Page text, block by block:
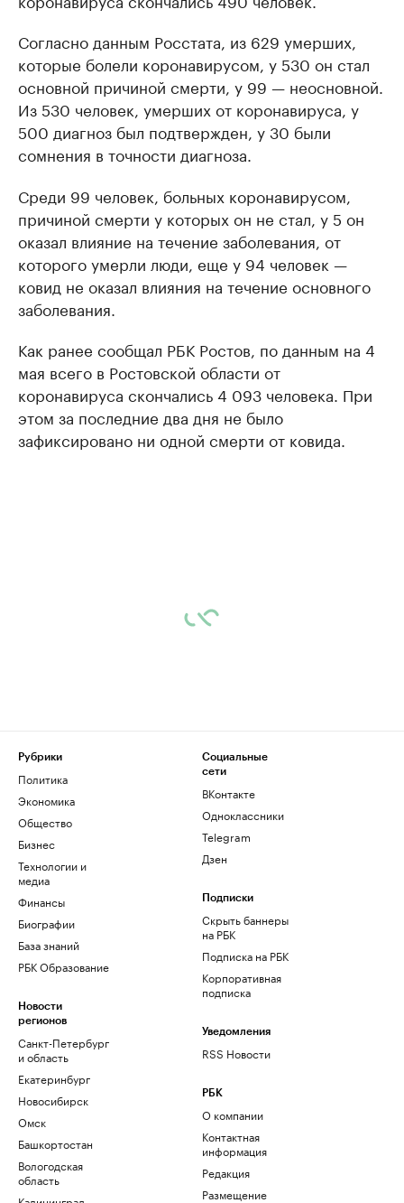
Согласно данным Росстата, из 629 умерших,
которые болели коронавирусом, у 530 он стал
основной причиной смерти, у 99 — неосновной.
Из 530 человек, умерших от коронавируса, у
500 диагноз был подтвержден, у 30 были
сомнения в точности диагноза.
Среди 99 человек, больных коронавирусом,
причиной смерти у которых он не стал, у 5 он
оказал влияние на течение заболевания, от
которого умерли люди, еще у 94 человек —
ковид не оказал влияния на течение основного
заболевания.
Как ранее сообщал РБК Ростов, по данным на 4
мая всего в Ростовской области от
коронавируса скончались 4 093 человека. При
этом за последние два дня не было
зафиксировано ни одной смерти от ковида.
Рубрики
Политика
Экономика
Общество
Бизнес
Технологии и
медиа
Финансы
Биографии
База знаний
РБК Образование
Новости
регионов
Санкт-Петербург
и область
Екатеринбург
Новосибирск
Омск
Башкортостан
Вологодская
область
Социальные
сети
ВКонтакте
Одноклассники
Telegram
Дзен
Подписки
Скрыть баннеры
на РБК
Подписка на РБК
Корпоративная
подписка
Уведомления
RSS Новости
РБК
О компании
Контактная
информация
Редакция
Размещение